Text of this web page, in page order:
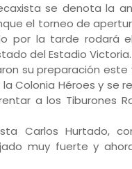
se denota la
el torneo de
por la tarde rodará
del Estadio Victoria.
su preparación este
Colonia Héroes y se
a los Tiburones
Carlos Hurtado,
muy fuerte y